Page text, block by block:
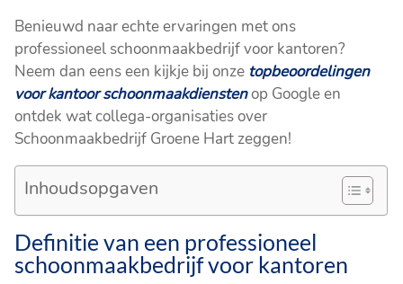
Benieuwd naar echte ervaringen met ons
professioneel schoonmaakbedrijf voor kantoren?
Neem dan eens een kijkje bij onze topbeoordelingen
voor kantoor schoonmaakdienstenop Google en
ontdek wat collega-organisaties over
Schoonmaakbedrijf Groene Hart zeggen!
Inhoudsopgaven
Definitie van een professioneel
schoonmaakbedrijf voor kantoren